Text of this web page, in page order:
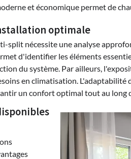
et économique permet de
optimale
split nécessite une analyse
d'identifier les éléments
du système. Par ailleurs,
en climatisation.
un confort optimal tout au long